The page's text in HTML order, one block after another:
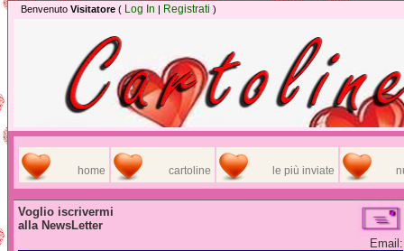
Benvenuto Visitatore ( Log In | Registrati )
home cartoline le più inviate
Voglio iscrivermi
alla NewsLetter
Email: